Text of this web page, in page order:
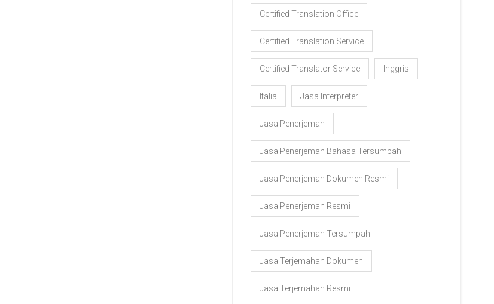
Certified Translation Office
Certified Translation Service
Certified Translator Service Inggris
Italia Jasa Interpreter
Jasa Penerjemah
Jasa Penerjemah Bahasa Tersumpah
Jasa Penerjemah Dokumen Resmi
Jasa Penerjemah Resmi
Jasa Penerjemah Tersumpah
Jasa Terjemahan Dokumen
Jasa Terjemahan Resmi